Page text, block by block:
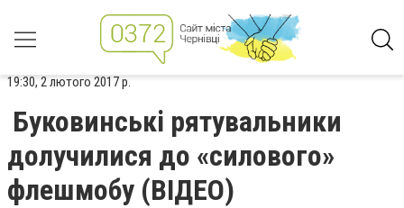
19:30, 2 лютого 2017 р.
Буковинські рятувальники
долучилися до «силового»
флешмобу (ВІДЕО)